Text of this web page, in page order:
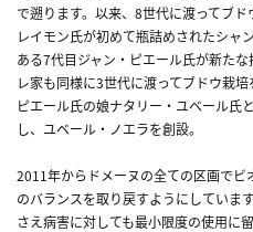
で遡ります。以来、8世代に渡ってブ
レイモン氏が初めて瓶詰めされたシャ
ある7代目ジャン・ピエール氏が新た
レ家も同様に3世代に渡ってブドウ栽
ピエール氏の娘ナタリー・ユベール氏
し、ユベール・ノエラを創設。
2011年からドメーヌの全ての区画で
のバランスを取り戻すようにしていま
さえ病害に対しても最小限度の使用に